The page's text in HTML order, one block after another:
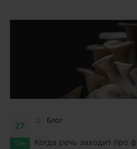
27
Сен
Блог
Когда речь заходит про